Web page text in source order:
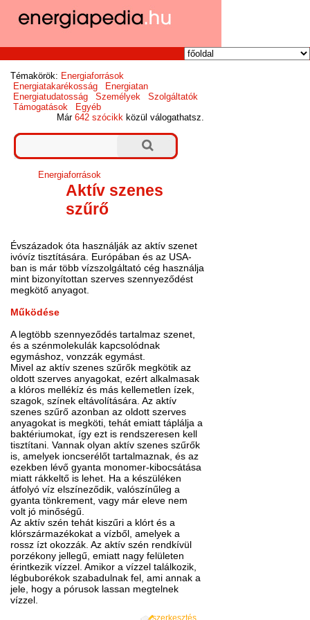
Témakörök: Energiaforrások
Energiatakarékosság
Energiatan
Energiatudatosság
Személyek
Szolgáltatók
Támogatások
Egyéb
Már642 szócikk közül válogathatsz.
Energiaforrások
Aktív szenes
szűrő
Évszázadok óta használják az aktív szenet
ivóvíz tisztítására. Európában és az USA-
ban is már több vízszolgáltató cég használja
mint bizonyítottan szerves szennyeződést
megkötő anyagot.
Működése
A legtöbb szennyeződés tartalmaz szenet,
és a szénmolekulák kapcsolódnak
egymáshoz, vonzzák egymást.
Mivel az aktív szenes szűrők megkötik az
oldott szerves anyagokat, ezért alkalmasak
a klóros mellékíz és más kellemetlen ízek,
szagok, színek eltávolítására. Az aktív
szenes szűrő azonban az oldott szerves
anyagokat is megköti, tehát emiatt táplálja a
baktériumokat, így ezt is rendszeresen kell
tisztítani. Vannak olyan aktív szenes szűrők
is, amelyek ioncserélőt tartalmaznak, és az
ezekben lévő gyanta monomer-kibocsátása
miatt rákkeltő is lehet. Ha a készüléken
átfolyó víz elszíneződik, valószínűleg a
gyanta tönkrement, vagy már eleve nem
volt jó minőségű.
Az aktív szén tehát kiszűri a klórt és a
klórszármazékokat a vízből, amelyek a
rossz ízt okozzák. Az aktív szén rendkívül
porzékony jellegű, emiatt nagy felületen
érintkezik vízzel. Amikor a vízzel találkozik,
légbuborékok szabadulnak fel, ami annak a
jele, hogy a pórusok lassan megtelnek
vízzel.
szerkesztés